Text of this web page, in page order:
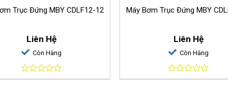
Trục Đứng MBY CDLF12-12
Liên Hệ
Còn Hàng
0
Máy Bơm
Liên Hệ
Còn Hàng
0